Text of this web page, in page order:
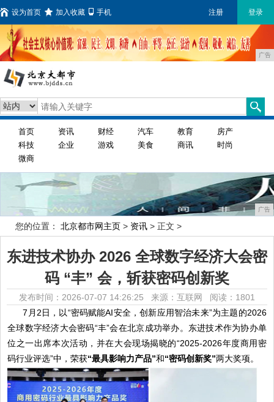
设为首页 加入收藏 手机 注册 登录
广告
首页 资讯 财经 汽车 教育
房产
科技
企业 游戏 美食 商讯
时尚
微商
广告
您的位置： 北京都市网主页 > 资讯 > 正文 >
东进技术协办 2026 全球数字经济大会密
码 “丰” 会，斩获密码创新奖
发布时间：2026-07-07 14:26:25 来源：互联网 阅读：1801
7月2日，以“密码赋能AI安全，创新应用智治未来”为主题的2026
全球数字经济大会密码“丰”会在北京成功举办。东进技术作为协办单
位之一出席本次活动，并在大会现场揭晓的“2025-2026年度商用密
码行业评选”中，荣获“最具影响力产品”和“密码创新奖”两大奖项。